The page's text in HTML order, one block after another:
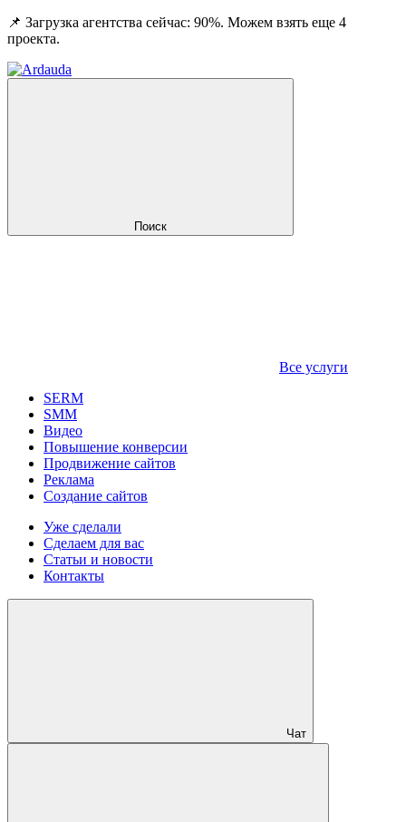
📌 Загрузка агентства сейчас: 90%. Можем взять еще 4
проекта.
Поиск
Все услуги
SERM
SMM
Видео
Повышение конверсии
Продвижение сайтов
Реклама
Создание сайтов
Уже сделали
Сделаем для вас
Статьи и новости
Контакты
Чат